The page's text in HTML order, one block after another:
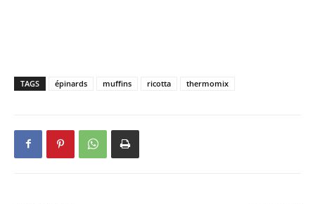
TAGS épinards muffins ricotta thermomix